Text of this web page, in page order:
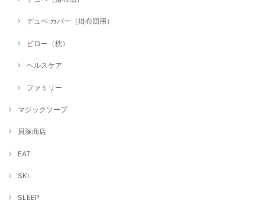
デュベ カバー（掛布団用）
ピロー（枕）
ヘルスケア
ファミリー
マジックソープ
貝塚商店
EAT
SKI
SLEEP